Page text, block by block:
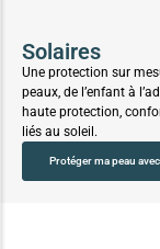
Solaires
Une protection sur
peaux, de l’enfant à
haute protection,
liés au soleil.
Protéger ma peau